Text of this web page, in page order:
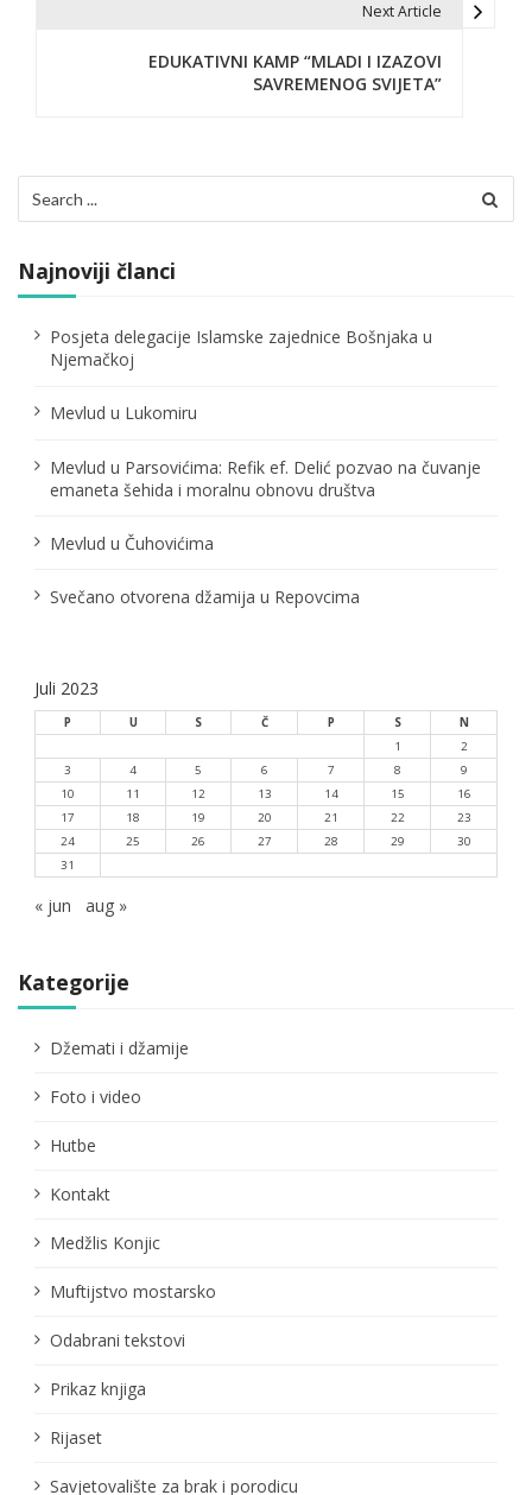
c
i
a
č
a
n
k
a
Next Article
EDUKATIVNI KAMP “MLADI I IZAZOVI
SAVREMENOG SVIJETA”
for:
Najnoviji članci
Posjeta delegacije Islamske zajednice Bošnjaka u
Njemačkoj
Mevlud u Lukomiru
Mevlud u Parsovićima: Refik ef. Delić pozvao na čuvanje
emaneta šehida i moralnu obnovu društva
Mevlud u Čuhovićima
Svečano otvorena džamija u Repovcima
Juli 2023
P U S Č P S
N
1
2
3
4 5 6 7 8
9
10
11 12 13 14 15
16
17
18 19 20 21 22
23
24
25 26 27 28 29
30
31
« jun aug »
Kategorije
Džemati i džamije
Foto i video
Hutbe
Kontakt
Medžlis Konjic
Muftijstvo mostarsko
Odabrani tekstovi
Prikaz knjiga
Rijaset
Savjetovalište za brak i porodicu